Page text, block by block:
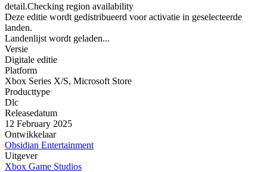
detail.Checking region availability
Deze editie wordt gedistribueerd voor activatie in geselecteerde
landen.
Landenlijst wordt geladen...
Versie
Digitale editie
Platform
Xbox Series X/S, Microsoft Store
Producttype
Dlc
Releasedatum
12 February 2025
Ontwikkelaar
Obsidian Entertainment
Uitgever
Xbox Game Studios